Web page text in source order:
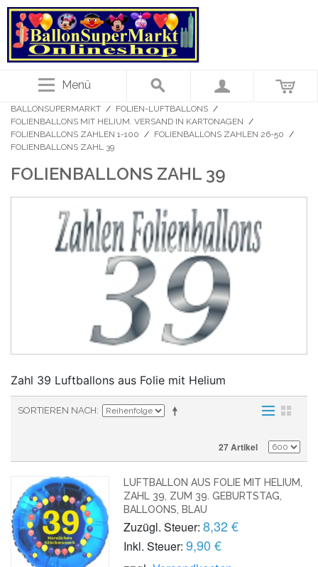
Menü
BALLONSUPERMARKT / FOLIEN-LUFTBALLONS /
FOLIENBALLONS MIT HELIUM. VERSAND IN KARTONAGEN /
FOLIENBALLONS ZAHLEN 1-100 / FOLIENBALLONS ZAHLEN 26-50 /
FOLIENBALLONS ZAHL 39
FOLIENBALLONS ZAHL 39
Zahl 39 Luftballons aus Folie mit Helium
SORTIEREN NACH
27 Artikel
LUFTBALLON AUS FOLIE MIT HELIUM,
ZAHL 39, ZUM 39. GEBURTSTAG,
BALLOONS, BLAU
Zuzügl. Steuer: 8,32 €
Inkl. Steuer: 9,90 €